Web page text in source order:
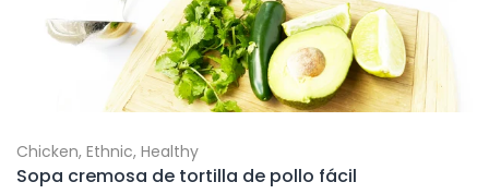
Chicken, Ethnic, Healthy
Sopa cremosa de tortilla de pollo fácil